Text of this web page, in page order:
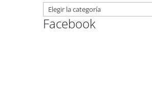
CATEGORÍAS
–
BLOG
Facebook